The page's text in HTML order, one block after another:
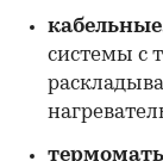
системы с